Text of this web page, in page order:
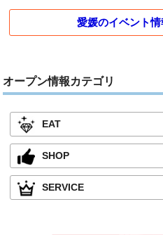
愛媛のイベント
オープン情報カテゴリ
EAT
SHOP
SERVICE